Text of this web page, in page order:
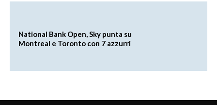
National Bank Open, Sky punta su
Montreal e Toronto con 7 azzurri